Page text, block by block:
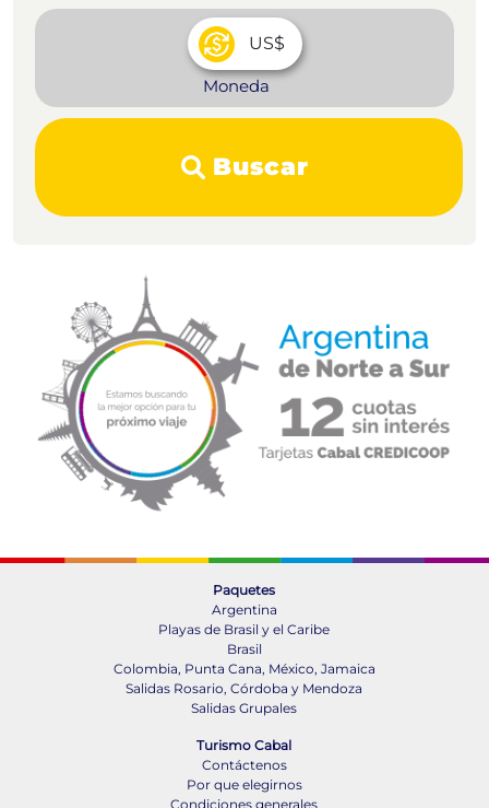
Moneda
Buscar
Paquetes
Argentina
Playas de Brasil y el Caribe
Brasil
Colombia, Punta Cana, México, Jamaica
Salidas Rosario, Córdoba y Mendoza
Salidas Grupales
Turismo Cabal
Contáctenos
Por que elegirnos
Condiciones generales